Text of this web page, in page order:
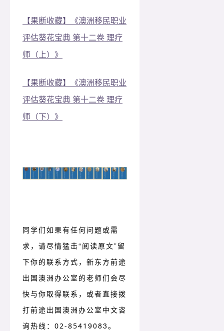
【果断收藏】《澳洲移民职业
评估葵花宝典 第十二卷 理疗
师（上）》
【果断收藏】《澳洲移民职业
评估葵花宝典 第十二卷 理疗
师（下）》
同学们如果有任何问题或需
求，请尽情猛击“阅读原文”留
下你的联系方式，新东方前途
出国澳洲办公室的老师们会尽
快与你取得联系，或者直接拨
打前途出国澳洲办公室中文咨
询热线： 02-8541 9083。